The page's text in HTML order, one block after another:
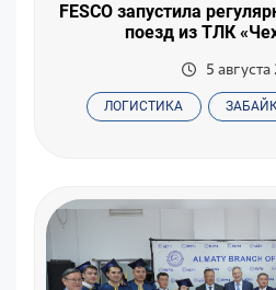
FESCO запустила
поезд из ТЛК
5
ЛОГИСТИКА